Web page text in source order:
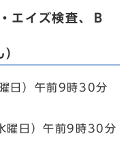
エイズ検査、Ｂ
日）午前9時30分
曜日）午前9時30分